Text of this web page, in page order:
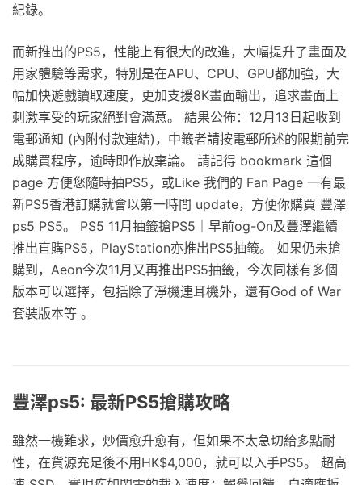
紀錄。
而新推出的PS5，性能上有很大的改進，大幅提升了畫面及
用家體驗等需求，特別是在APU、CPU、GPU都加強，大
幅加快遊戲讀取速度，更加支援8K畫面輸出，追求畫面上
刺激享受的玩家絕對會滿意。 結果公佈：12月13日起收到
電郵通知 (內附付款連結)，中籤者請按電郵所述的限期前完
成購買程序，逾時即作放棄論。 請記得 bookmark 這個
page 方便您隨時抽PS5，或Like 我們的 Fan Page 一有最
新PS5香港訂購就會以第一時間 update，方便你購買 豐澤
ps5 PS5。 PS5 11月抽籤搶PS5｜早前og-On及豐澤繼續
推出直購PS5，PlayStation亦推出PS5抽籤。 如果仍未搶
購到，Aeon今次11月又再推出PS5抽籤，今次同樣有多個
版本可以選擇，包括除了淨機連耳機外，還有God of War
套裝版本等 。
豐澤ps5: 最新PS5搶購攻略
雖然一機難求，炒價愈升愈有，但如果不太急切給多點耐
性，在貨源充足後不用HK$4,000，就可以入手PS5。 超高